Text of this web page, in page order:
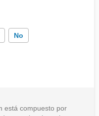
No
incorrecta
está compuesto por